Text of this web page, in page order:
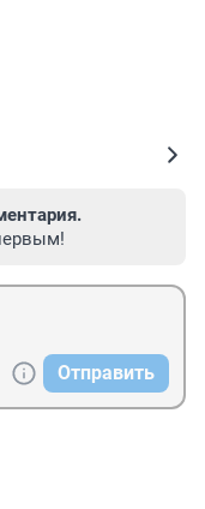
Отправить